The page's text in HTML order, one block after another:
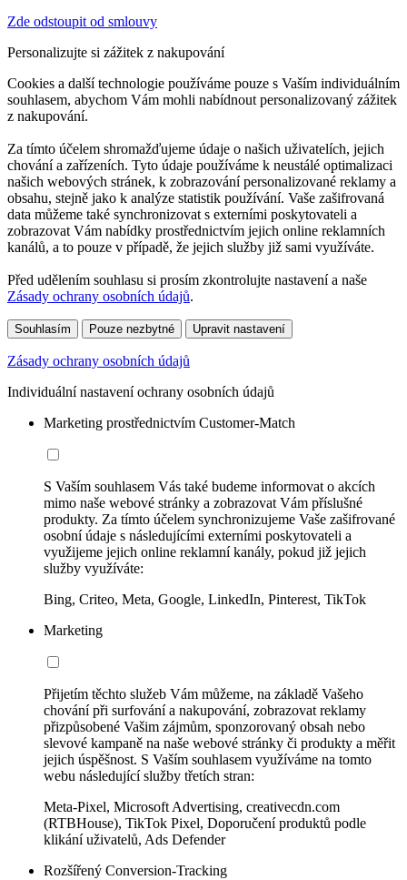
Zde odstoupit od smlouvy
Personalizujte si zážitek z nakupování
Cookies a další technologie používáme pouze s Vaším individuálním
souhlasem, abychom Vám mohli nabídnout personalizovaný zážitek
z nakupování.
Za tímto účelem shromažďujeme údaje o našich uživatelích, jejich
chování a zařízeních. Tyto údaje používáme k neustálé optimalizaci
našich webových stránek, k zobrazování personalizované reklamy a
obsahu, stejně jako k analýze statistik používání. Vaše zašifrovaná
data můžeme také synchronizovat s externími poskytovateli a
zobrazovat Vám nabídky prostřednictvím jejich online reklamních
kanálů, a to pouze v případě, že jejich služby již sami využíváte.
Před udělením souhlasu si prosím zkontrolujte nastavení a naše
Zásady ochrany osobních údajů.
Souhlasím Pouze nezbytné Upravit nastavení
Zásady ochrany osobních údajů
Individuální nastavení ochrany osobních údajů
Marketing prostřednictvím Customer-Match
S Vaším souhlasem Vás také budeme informovat o akcích
mimo naše webové stránky a zobrazovat Vám příslušné
produkty. Za tímto účelem synchronizujeme Vaše zašifrované
osobní údaje s následujícími externími poskytovateli a
využijeme jejich online reklamní kanály, pokud již jejich
služby využíváte:
Bing, Criteo, Meta, Google, LinkedIn, Pinterest, TikTok
Marketing
Přijetím těchto služeb Vám můžeme, na základě Vašeho
chování při surfování a nakupování, zobrazovat reklamy
přizpůsobené Vašim zájmům, sponzorovaný obsah nebo
slevové kampaně na naše webové stránky či produkty a měřit
jejich úspěšnost. S Vaším souhlasem využíváme na tomto
webu následující služby třetích stran:
Meta-Pixel, Microsoft Advertising, creativecdn.com
(RTBHouse), TikTok Pixel, Doporučení produktů podle
klikání uživatelů, Ads Defender
Rozšířený Conversion-Tracking